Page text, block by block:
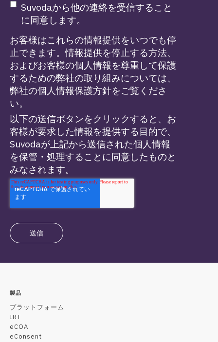
Suvodaから他の連絡を受信すること
に同意します。
お客様はこれらの情報提供をいつでも停
止できます。情報提供を停止する方法、
およびお客様の個人情報を尊重して保護
するための弊社の取り組みについては、
弊社の個人情報保護方針をご覧くださ
い。
以下の送信ボタンをクリックすると、お
客様が要求した情報を提供する目的で、
Suvodaが上記から送信された個人情報
を保管・処理することに同意したものと
みなされます。
製品
プラットフォーム
IRT
eCOA
eConsent